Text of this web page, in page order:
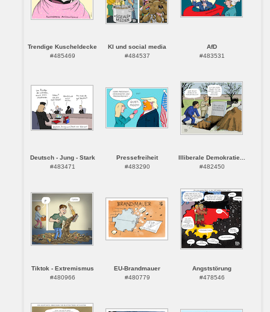
Trendige Kuscheldecke
#485469
KI und social media
#484537
AfD
#483531
Deutsch - Jung - Stark
#483471
Pressefreiheit
#483290
Illiberale Demokratie...
#482450
Tiktok - Extremismus
#480966
EU-Brandmauer
#480779
Angststörung
#478546